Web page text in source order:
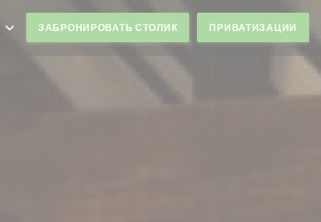
ЗАБРОНИРОВАТЬ СТОЛИК ПРИВАТИЗАЦИИ